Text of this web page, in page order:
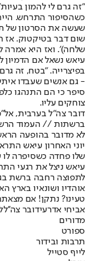
"זה גרם לי להמון
כשהסיפור התרחש.
שעשה את הסרטון של
שום דבר בטיקטוק. אז
שלחה)'. ואז היא אמרה
עיאש נשאל אם הדמיון
בפיצרייה. "בטח, זה
- גם אנשים שעבדו
סיפר כי הם התנהגו
צוחקים עליו.
דובר צה"ל בערבית,
ברשתות // העמוד
לא מדובר בהופעה
יוני האחרון עיאש
שלו פחדה כשסיפרה לו
עיאש ניצל את רגעי
לתפוצה רחבה ברשת
אוהדיו ושונאיו בארץ
טעינו? נתקן! אם
אביחי אדרעידובר צה''ל
מדורים
ספורט
תרבות ובידור
לייף סטייל